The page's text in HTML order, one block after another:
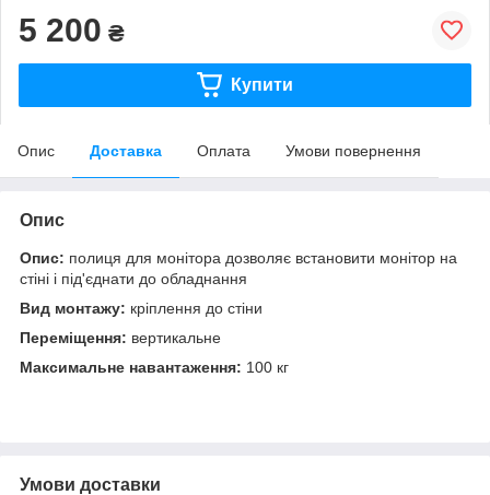
5 200 ₴
Купити
Опис Доставка Оплата Умови повернення
Опис
Опис: полиця для монітора дозволяє встановити монітор на
стіні і під'єднати до обладнання
Вид монтажу: кріплення до стіни
Переміщення: вертикальне
Максимальне навантаження: 100 кг
Умови доставки